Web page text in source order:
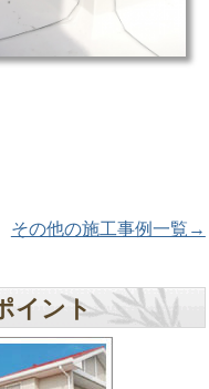
その他の施工事例一覧→
イント